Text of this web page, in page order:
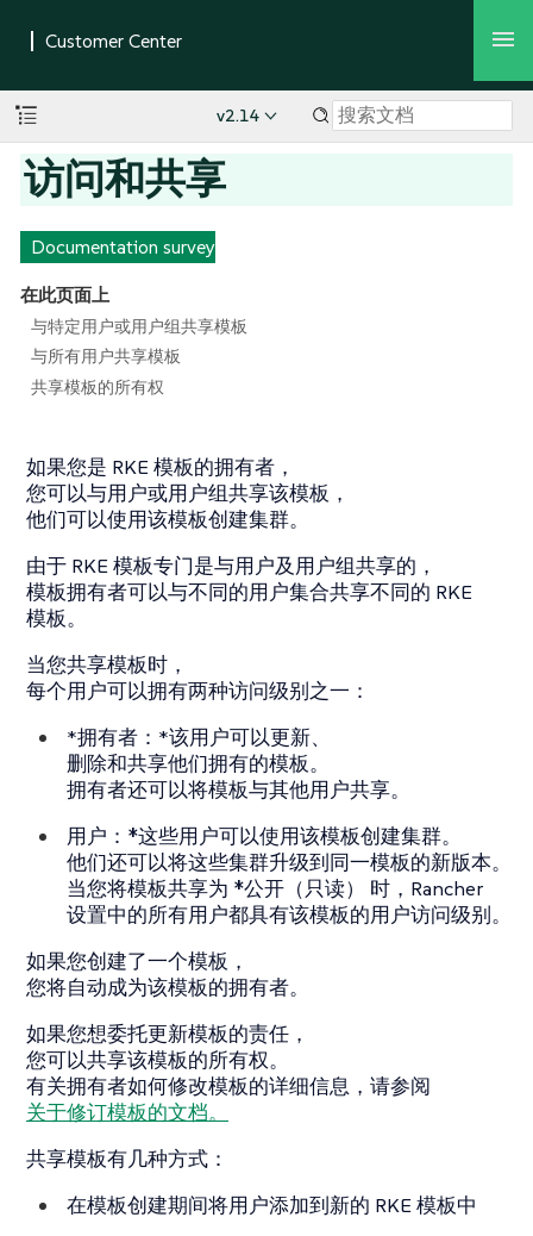
v2.14
访问和共享
Documentation survey
在此页面上
与特定用户或用户组共享模板
与所有用户共享模板
共享模板的所有权
如果您是 RKE 模板的拥有者，
您可以与用户或用户组共享该模板，
他们可以使用该模板创建集群。
由于 RKE 模板专门是与用户及用户组共享的，
模板拥有者可以与不同的用户集合共享不同的 RKE
模板。
当您共享模板时，
每个用户可以拥有两种访问级别之一：
*拥有者：*该用户可以更新、
删除和共享他们拥有的模板。
拥有者还可以将模板与其他用户共享。
用户：*这些用户可以使用该模板创建集群。
他们还可以将这些集群升级到同一模板的新版本。
当您将模板共享为 *公开（只读）
时，Rancher
设置中的所有用户都具有该模板的用户访问级别。
如果您创建了一个模板，
您将自动成为该模板的拥有者。
如果您想委托更新模板的责任，
您可以共享该模板的所有权。
有关拥有者如何修改模板的详细信息，请参阅
关于修订模板的文档。
共享模板有几种方式：
在模板创建期间将用户添加到新的 RKE 模板中